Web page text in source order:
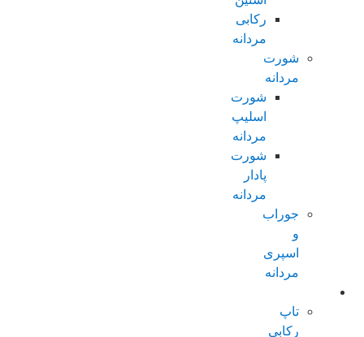
رکابی
مردانه
شورت
مردانه
شورت
اسلیپ
مردانه
شورت
پادار
مردانه
جوراب
و
اسپری
مردانه
تاپ
رکابی